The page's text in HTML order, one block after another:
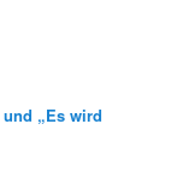
„Es wird